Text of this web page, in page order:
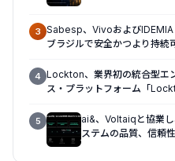
3 Sabesp、Vivoおよび
ブラジルで安全かつより持続
4 Lockton、業界初の統合型エ
ス・プラットフォーム「
5
ai&、Voltaiqと協業
ステムの品質、信頼